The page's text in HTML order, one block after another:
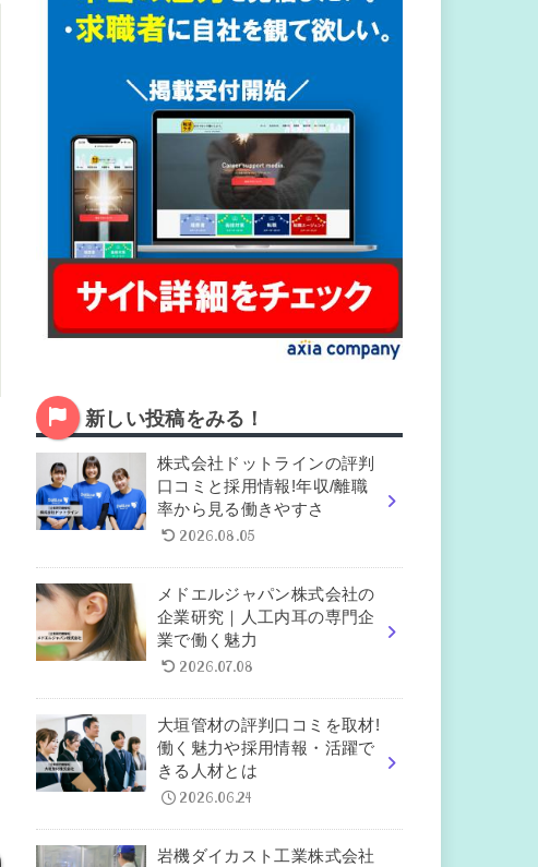
新しい投稿をみる！
株式会社ドットラインの評判
口コミと採用情報!年収/離職
率から見る働きやすさ
2026.08.05
メドエルジャパン株式会社の
企業研究｜人工内耳の専門企
業で働く魅力
2026.07.08
大垣管材の評判口コミを取材!
働く魅力や採用情報・活躍で
きる人材とは
2026.06.24
岩機ダイカスト工業株式会社